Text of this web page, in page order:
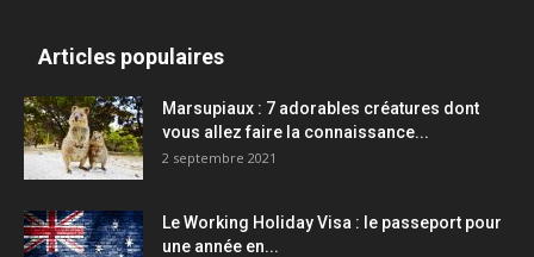
Articles populaires
Marsupiaux : 7 adorables créatures dont
vous allez faire la connaissance...
2 septembre 2021
Le Working Holiday Visa : le passeport pour
une année en...